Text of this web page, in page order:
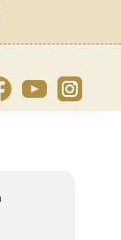
Facebook
YouTube